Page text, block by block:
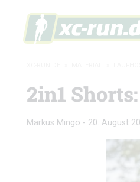
2in1
Markus Mingo - 20. August